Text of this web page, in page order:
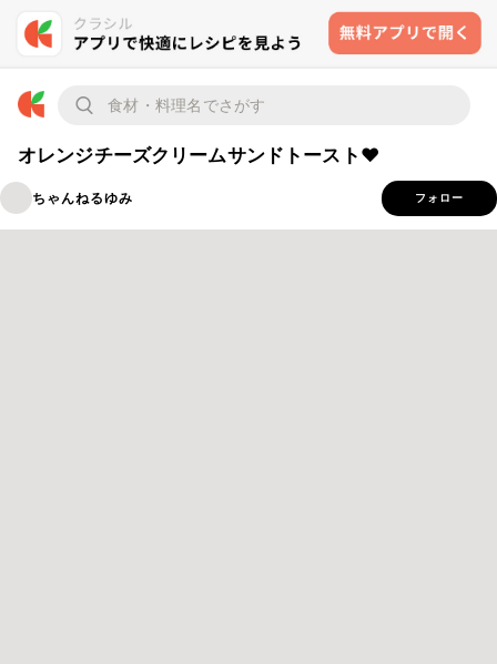
オレンジチーズクリームサンドトースト❤
ちゃんねるゆみ フォロー